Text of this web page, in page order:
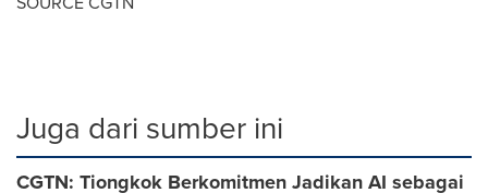
Juga dari sumber ini
CGTN: Tiongkok Berkomitmen Jadikan AI sebagai